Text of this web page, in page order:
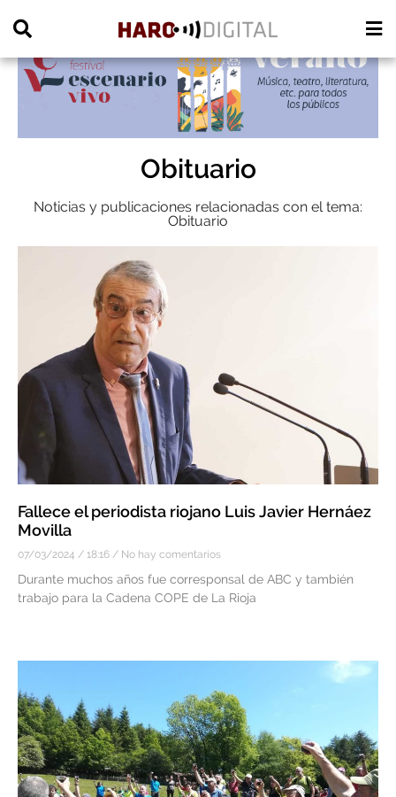
Obituario
Noticias y publicaciones relacionadas con el tema:
Obituario
Fallece el periodista riojano Luis Javier Hernáez
Movilla
07/03/2024 18:16 No hay comentarios
Durante muchos años fue corresponsal de ABC y también
trabajo para la Cadena COPE de La Rioja